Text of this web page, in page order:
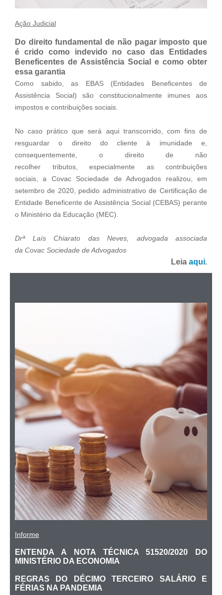
Ação Judicial
Do direito fundamental de não pagar imposto que
é crido como indevido no caso das Entidades
Beneficentes de Assistência Social e como obter
essa garantia
Como sabido, as EBAS (Entidades Beneficentes de
Assistência Social) são constitucionalmente imunes aos
impostos e contribuições sociais.
No caso prático que será aqui transcorrido, com fins de
resguardar o direito do cliente à imunidade e,
consequentemente, o direito de não
recolher tributos, especialmente as contribuições
sociais, a Covac Sociedade de Advogados realizou, em
setembro de 2020, pedido administrativo de Certificação de
Entidade Beneficente de Assistência Social (CEBAS) perante
o Ministério da Educação (MEC).
Drª Laís Chiarato das Neves, advogada associada
da Covac Sociedade de Advogados
Leia aqui.
Informe
ENTENDA A NOTA TÉCNICA 51520/2020 DO
MINISTÉRIO DA ECONOMIA
REGRAS DO DÉCIMO TERCEIRO SALÁRIO E
FÉRIAS NA PANDEMIA